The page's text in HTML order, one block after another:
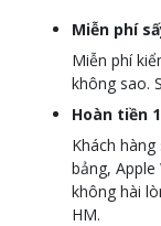
Miễn phí
Miễn phí
không sao.
Hoàn tiền
Khách
bảng,
không hài
HM.